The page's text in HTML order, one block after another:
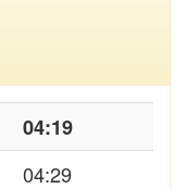
04:19
04:29